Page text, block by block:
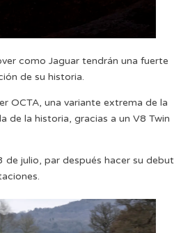
como Jaguar tendrán una fuerte
de su historia.
OCTA, una variante extrema de la
de la historia, gracias a un V8 Twin
julio, par después hacer su debut